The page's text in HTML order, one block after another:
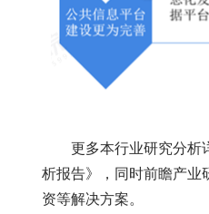
更多本行业研究分析
析报告》，同时前瞻产业
资等解决方案。